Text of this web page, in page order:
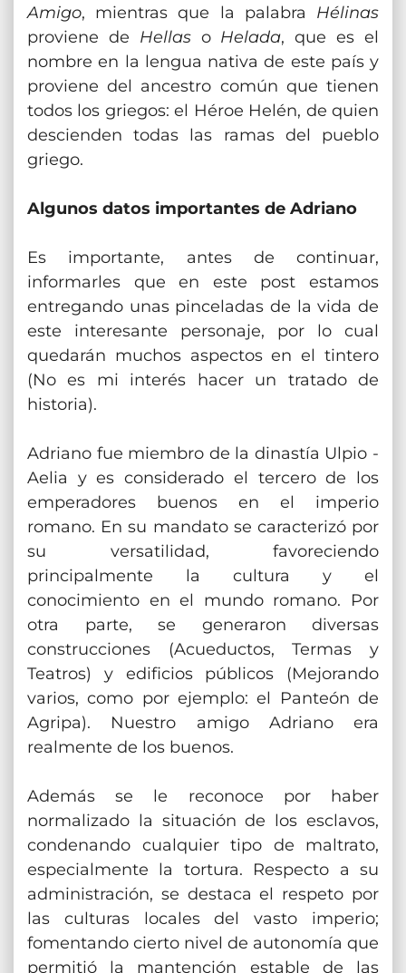
Amigo, mientras que la palabra Hélinas
proviene de Hellaso Helada, que es el
nombre en la lengua nativa de este país y
proviene del ancestro común que tienen
todos los griegos: el Héroe Helén, de quien
descienden todas las ramas del pueblo
griego.
Algunos datos importantes de Adriano
Es importante, antes de continuar,
informarles que en este post estamos
entregando unas pinceladas de la vida de
este interesante personaje, por lo cual
quedarán muchos aspectos en el tintero
(No es mi interés hacer un tratado de
historia).
Adriano fue miembro de la dinastía Ulpio -
Aelia y es considerado el tercero de los
emperadores buenos en el imperio
romano. En su mandato se caracterizó por
su versatilidad, favoreciendo
principalmente la cultura y el
conocimiento en el mundo romano. Por
otra parte, se generaron diversas
construcciones (Acueductos, Termas y
Teatros) y edificios públicos (Mejorando
varios, como por ejemplo: el Panteón de
Agripa). Nuestro amigo Adriano era
realmente de los buenos.
Además se le reconoce por haber
normalizado la situación de los esclavos,
condenando cualquier tipo de maltrato,
especialmente la tortura. Respecto a su
administración, se destaca el respeto por
las culturas locales del vasto imperio;
fomentando cierto nivel de autonomía que
permitió la mantención estable de las